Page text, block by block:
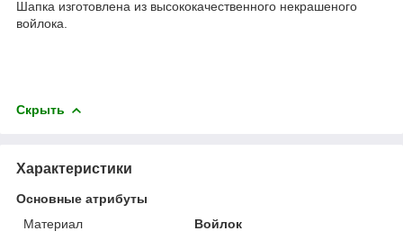
Шапка изготовлена из высококачественного некрашеного
войлока.
Скрыть
Характеристики
Основные атрибуты
Материал
Войлок